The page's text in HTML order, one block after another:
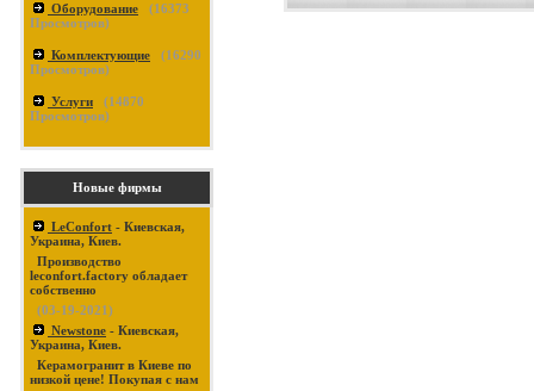
Оборудование (16373
Просмотров)
Комплектующие (16290
Просмотров)
Услуги (14870
Просмотров)
Новые фирмы
LeConfort - Киевская,
Украина, Киев.
Производство
leconfort.factory обладает
собственно
(03-19-2021)
Newstone - Киевская,
Украина, Киев.
Керамогранит в Киеве по
низкой цене! Покупая с нам